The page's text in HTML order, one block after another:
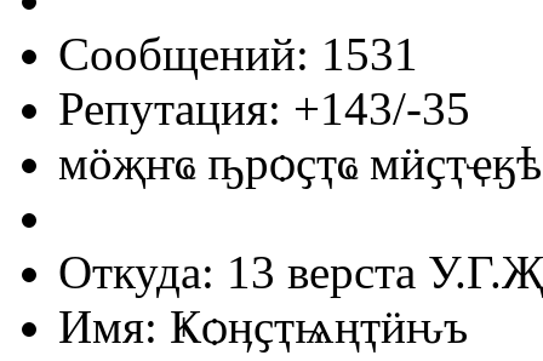
Сообщений: 1531
Репутация: +143/-35
мӧҗҥҩ ҧрѻҫҭҩ
Откуда: 13 верста
Имя: Ҝѻӊҫҭѩңҭӥԋъ